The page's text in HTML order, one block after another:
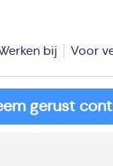
bij Voor
gerust